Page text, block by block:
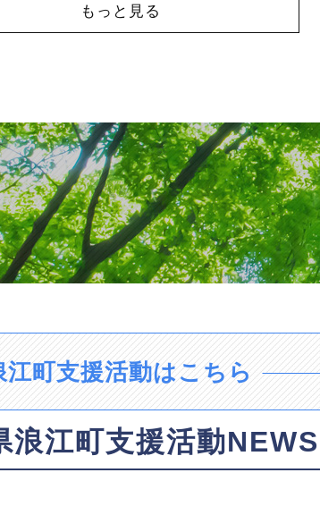
もっと見る
江町支援活動はこちら
浪江町支援活動NEWS